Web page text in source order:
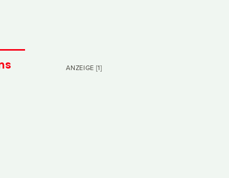
ANZEIGE [1]